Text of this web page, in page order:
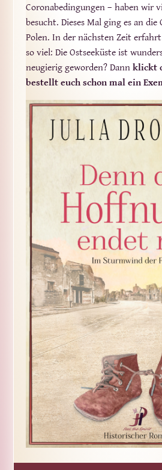
Coronabedingungen – haben wir
besucht. Dieses Mal ging es an die
Polen. In der nächsten Zeit
so viel: Die Ostseeküste ist
neugierig geworden? Dannklickt
bestellt euch schon mal ein